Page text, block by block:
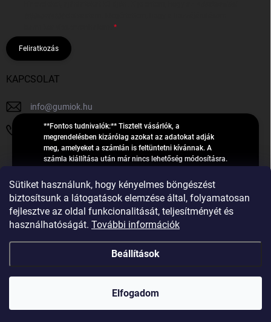
Sütiket használunk, hogy kényelmes böngészést
biztosítsunk a látogatások elemzése által, folyamatosan
fejlesztve az oldal funkcionalitását, teljesítményét és
használhatóságát. További információk
Beállítások
Elfogadom
**Fontos tudnivalók:** Tisztelt vásárlók, a
megrendelésben kizárólag azokat az adatokat adják
meg, amelyeket a számlán is feltüntetni kívánnak. A
számla kiállítása után már nincs lehetőség módosításra.
feldolgozása” státusz alatt van lehetőség! Csak új,
**2023-ban, 2024-ben vagy 2025-ben** gyártott
gumiabroncsokat árusítunk – a gumik **pontos DOT-
számáról nem adunk felvilágosítást**! Köszönjük. A
feldolgozás alatt álló nagyszámú megrendelésre
vagy feldolgozásáról való tájékoztatásra. Csak
válaszolunk a **[gumisuperke@gmail.com]
(mailto:gumisuperke@gmail.com)** címre küldött e-mail
Feliratkozás
KAPCSOLAT
info@gumiok.hu
+36705429902
R
U
K
E
R
Árukereső.hu
gumiok
GumiOK.hu webáruház